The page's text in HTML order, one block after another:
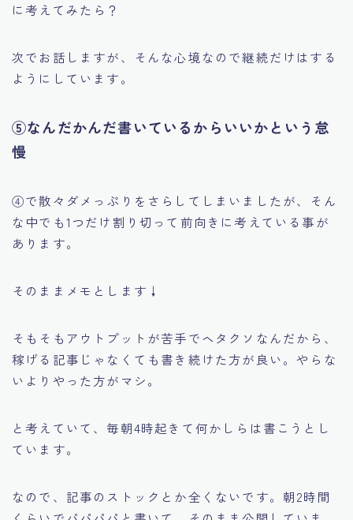
に考えてみたら？
次でお話しますが、そんな心境なので継続だけはする
ようにしています。
⑤なんだかんだ書いているからいいかという怠
慢
④で散々ダメっぷりをさらしてしまいましたが、そん
な中でも1つだけ割り切って前向きに考えている事が
あります。
そのままメモとします↓
そもそもアウトプットが苦手でヘタクソなんだから、
稼げる記事じゃなくても書き続けた方が良い。やらな
いよりやった方がマシ。
と考えていて、毎朝4時起きて何かしらは書こうとし
ています。
なので、記事のストックとか全くないです。朝2時間